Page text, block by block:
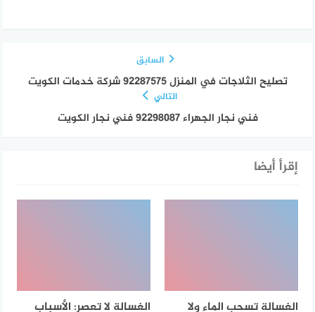
السابق
تصليح الثلاجات في المنزل 92287575 شركة خدمات الكويت
التالي
فني نجار الجهراء 92298087 فني نجار الكويت
إقرأ أيضا
الغسالة تسحب الماء ولا
الغسالة لا تعصر: الأسباب